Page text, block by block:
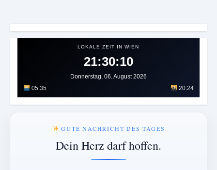
LOKALE ZEIT IN WIEN
21:30:13
Donnerstag, 06. August 2026
05:35
20:24
GUTE NACHRICHT DES TAGES
Dein Herz darf hoffen.